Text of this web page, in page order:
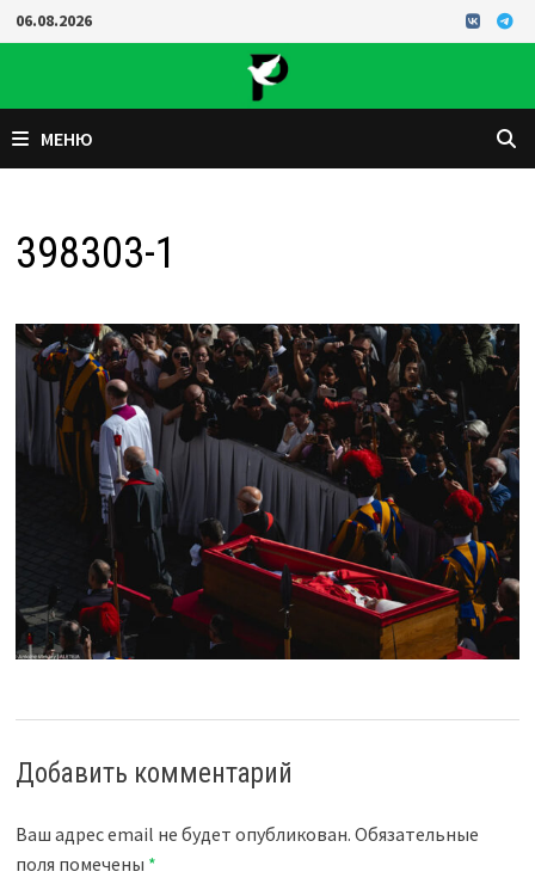
Перейти
к
06.08.2026
МЕНЮ
398303-1
Добавить комментарий
Ваш адрес email не будет опубликован. Обязательные
поля помечены *